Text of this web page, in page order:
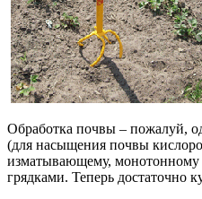
Обработка почвы – пожалуй,
(для насыщения почвы
изматывающему, монотонному
грядками. Теперь достаточно